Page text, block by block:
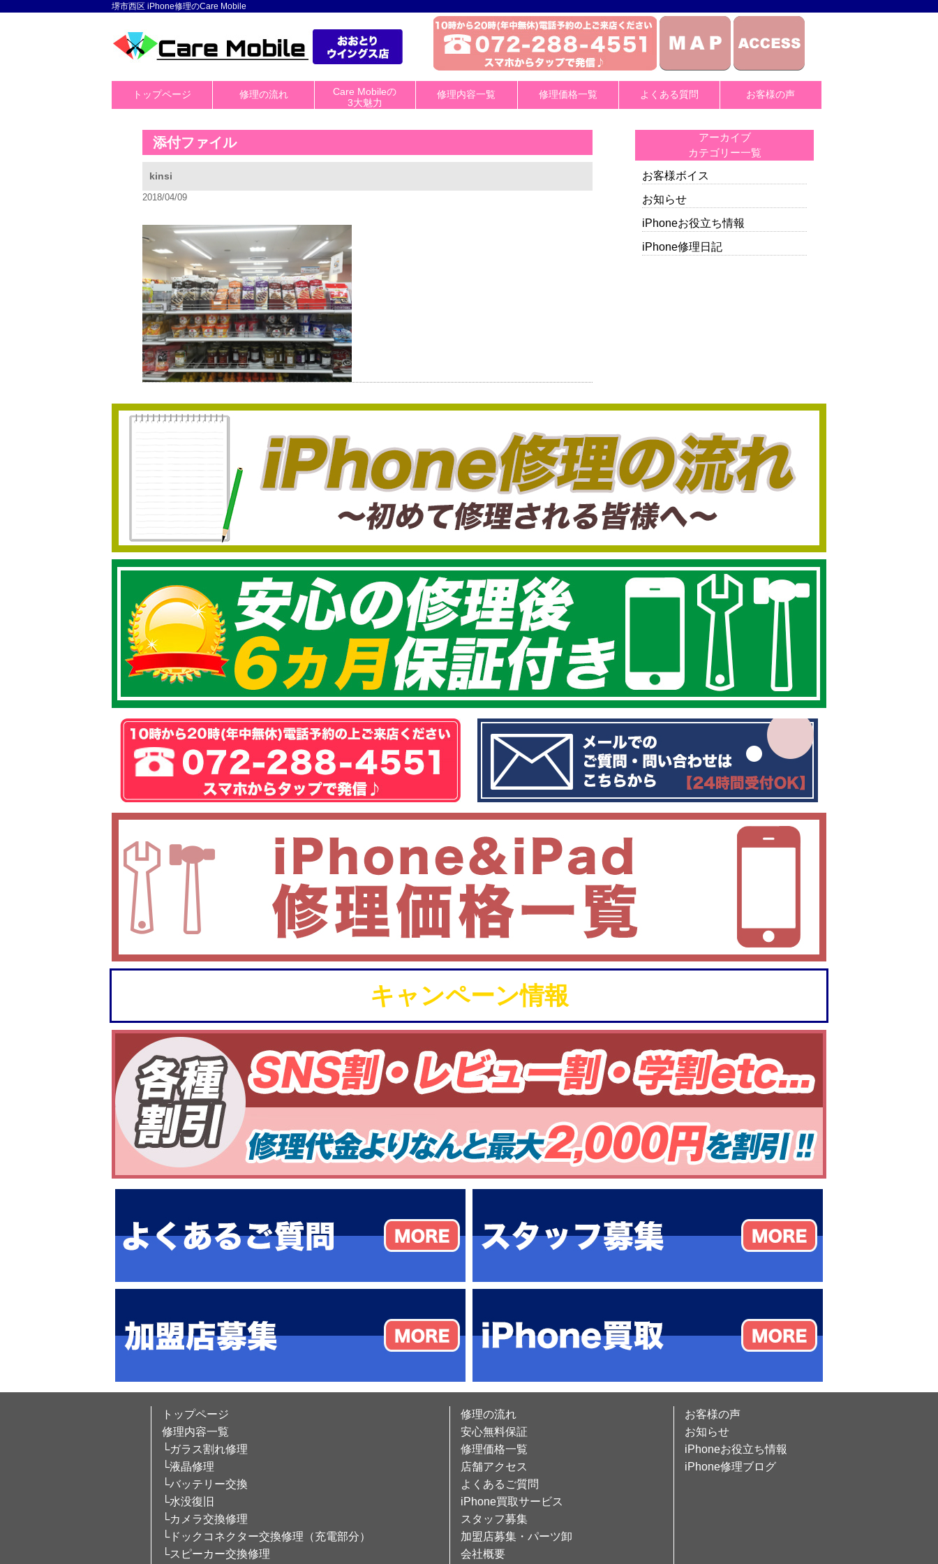
堺市西区 iPhone修理のCare Mobile
トップページ 修理の流れ
Care Mobileの
3大魅力
修理内容一覧 修理価格一覧 よくある質問 お客様の声
添付ファイル
kinsi
2018/04/09
アーカイブ
カテゴリー一覧
お客様ボイス
お知らせ
iPhoneお役立ち情報
iPhone修理日記
キャンペーン情報
トップページ
修理内容一覧
└ガラス割れ修理
└液晶修理
└バッテリー交換
└水没復旧
└カメラ交換修理
└ドックコネクター交換修理（充電部分）
└スピーカー交換修理
修理の流れ
安心無料保証
修理価格一覧
店舗アクセス
よくあるご質問
iPhone買取サービス
スタッフ募集
加盟店募集・パーツ卸
会社概要
お客様の声
お知らせ
iPhoneお役立ち情報
iPhone修理ブログ